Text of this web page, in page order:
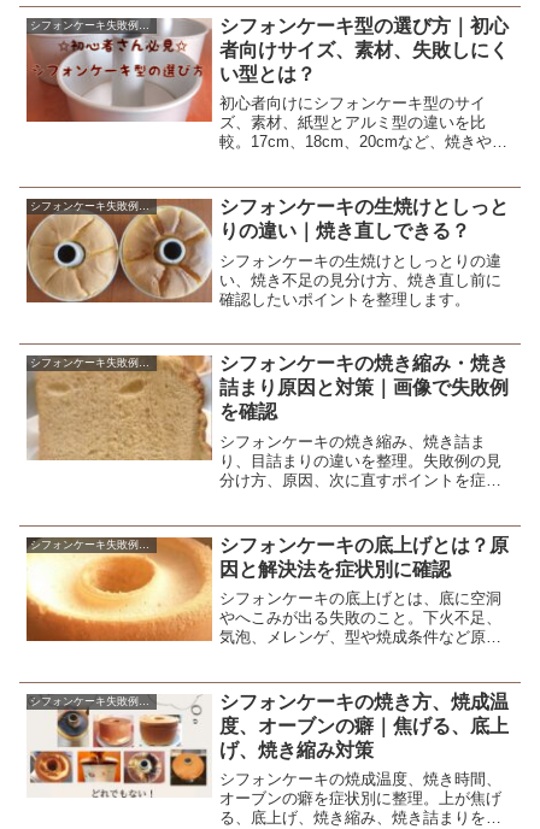
シフォンケーキ型の選び方｜初心
者向けサイズ、素材、失敗しにく
い型とは？
初心者向けにシフォンケーキ型のサイ
ズ、素材、紙型とアルミ型の違いを比
較。17cm、18cm、20cmなど、焼きやす
シフォンケーキ失敗例の原因と対策
シフォンケーキの生焼けとしっと
りの違い｜焼き直しできる？
シフォンケーキの生焼けとしっとりの違
い、焼き不足の見分け方、焼き直し前に
確認したいポイントを整理します。
シフォンケーキ失敗例の原因と対策
シフォンケーキの焼き縮み・焼き
詰まり原因と対策｜画像で失敗例
を確認
シフォンケーキの焼き縮み、焼き詰ま
り、目詰まりの違いを整理。失敗例の見
分け方、原因、次に直すポイントを症状
シフォンケーキの底上げとは？原
因と解決法を症状別に確認
シフォンケーキの底上げとは、底に空洞
やへこみが出る失敗のこと。下火不足、
気泡、メレンゲ、型や焼成条件など原因
シフォンケーキ失敗例の原因と対策
シフォンケーキの焼き方、焼成温
度、オーブンの癖｜焦げる、底上
げ、焼き縮み対策
シフォンケーキの焼成温度、焼き時間、
オーブンの癖を症状別に整理。上が焦げ
る、底上げ、焼き縮み、焼き詰まりを防